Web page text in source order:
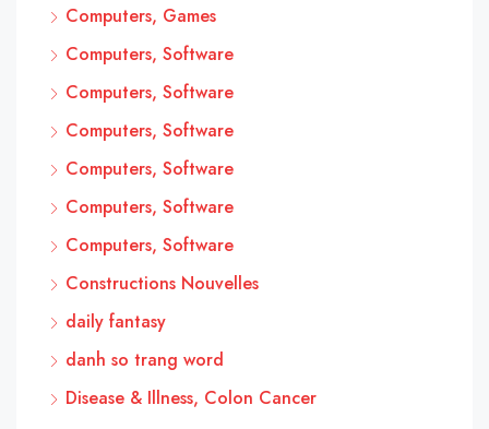
Computers, Games
Computers, Software
Computers, Software
Computers, Software
Computers, Software
Computers, Software
Computers, Software
Constructions Nouvelles
daily fantasy
danh so trang word
Disease & Illness, Colon Cancer